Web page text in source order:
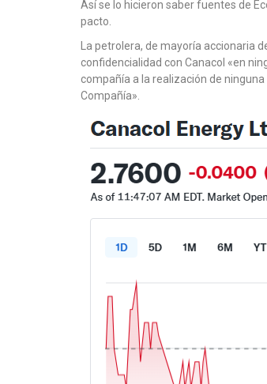
Así se lo hicieron saber fuentes de
pacto.
La petrolera, de mayoría accionaria
confidencialidad con Canacol «en
compañía a la realización de
Compañía».